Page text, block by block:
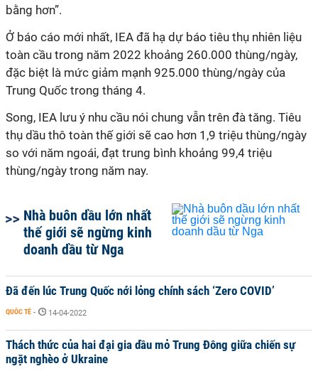
bằng hơn”.
Ở báo cáo mới nhất, IEA đã hạ dự báo tiêu thụ nhiên liệu
toàn cầu trong năm 2022 khoảng 260.000 thùng/ngày,
đặc biệt là mức giảm mạnh 925.000 thùng/ngày của
Trung Quốc trong tháng 4.
Song, IEA lưu ý nhu cầu nói chung vẫn trên đà tăng. Tiêu
thụ dầu thô toàn thế giới sẽ cao hơn 1,9 triệu thùng/ngày
so với năm ngoái, đạt trung bình khoảng 99,4 triệu
thùng/ngày trong năm nay.
Nhà buôn dầu lớn nhất
thế giới sẽ ngừng kinh
doanh dầu từ Nga
Đã đến lúc Trung Quốc nới lỏng chính sách ‘Zero COVID’
QUỐC TẾ - 14-04-2022
Thách thức của hai đại gia dầu mỏ Trung Đông giữa chiến sự
ngặt nghèo ở Ukraine